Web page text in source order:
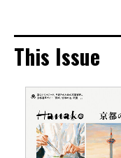
This Issue